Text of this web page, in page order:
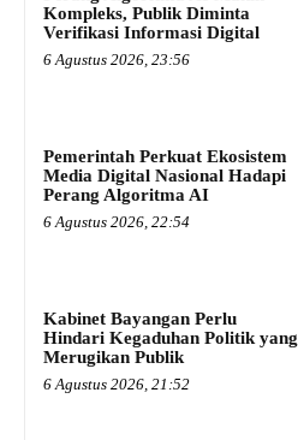
Kompleks, Publik Diminta
Verifikasi Informasi Digital
6 Agustus 2026, 23:56
Pemerintah Perkuat Ekosistem
Media Digital Nasional Hadapi
Perang Algoritma AI
6 Agustus 2026, 22:54
Kabinet Bayangan Perlu
Hindari Kegaduhan Politik yang
Merugikan Publik
6 Agustus 2026, 21:52